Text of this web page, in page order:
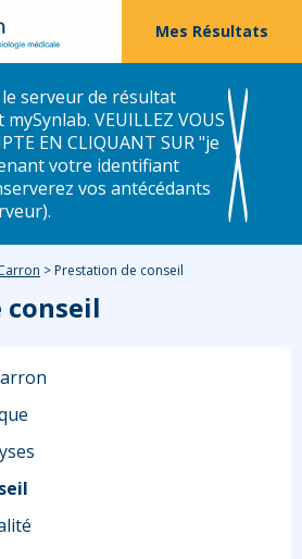
Mes Résultats
serveur de résultat
VEUILLEZ VOUS
EN CLIQUANT SUR "je
votre identifiant
vos antécédants
> Prestation de conseil